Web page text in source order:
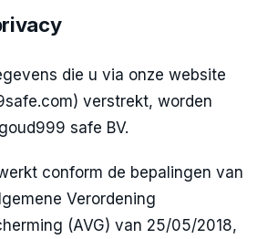
die u via onze website
verstrekt, worden
safe BV.
conform de bepalingen van
Verordening
(AVG) van 25/05/2018,